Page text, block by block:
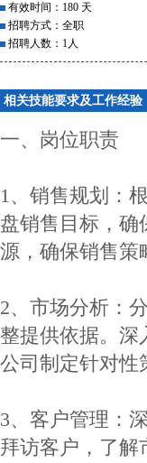
有效时间：180 天
招聘方式：全职
招聘人数：1人
相关技能要求及工作经验
一、岗位职责
1、销售规划：
盘销售目标，确
源，确保销售策
2、市场分析：
整提供依据。深
公司制定针对性
3、客户管理：
拜访客户，了解